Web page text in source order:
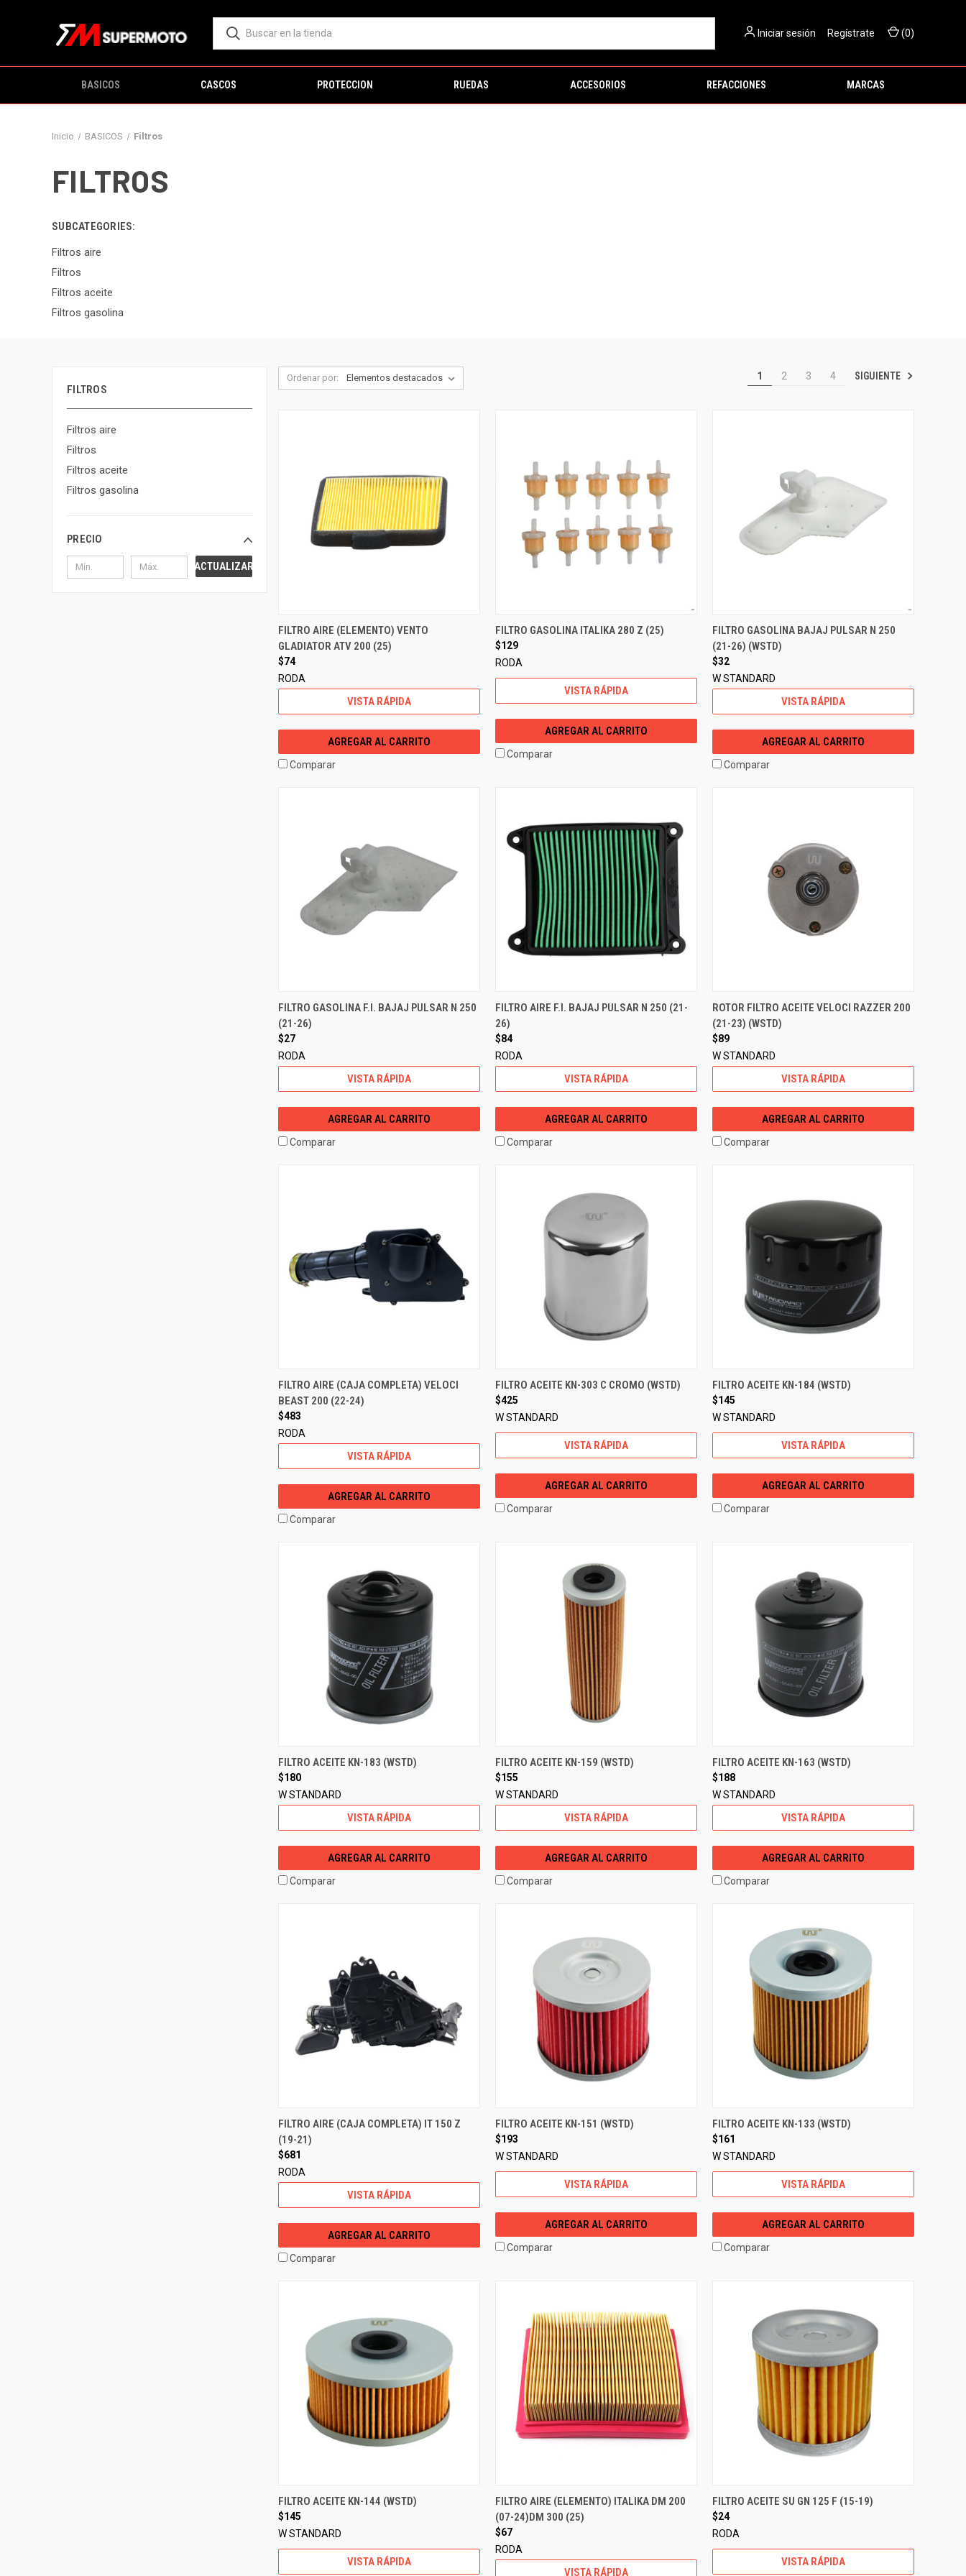
Iniciar sesión Regístrate (0)
BASICOS CASCOS PROTECCION RUEDAS ACCESORIOS REFACCIONES MARCAS
Inicio BASICOS Filtros
FILTROS
SUBCATEGORIES:
Filtros aire
Filtros
Filtros aceite
Filtros gasolina
FILTROS
Filtros aire
Filtros
Filtros aceite
Filtros gasolina
PRECIO
ACTUALIZAR
Ordenar por: 1 2 3 4 SIGUIENTE
FILTRO AIRE (ELEMENTO) VENTO
GLADIATOR ATV 200 (25)
$74
RODA
VISTA RÁPIDA
AGREGAR AL CARRITO
Comparar
FILTRO GASOLINA ITALIKA 280 Z (25)
$129
RODA
VISTA RÁPIDA
AGREGAR AL CARRITO
Comparar
FILTRO GASOLINA BAJAJ PULSAR N 250
(21-26) (WSTD)
$32
W STANDARD
VISTA RÁPIDA
AGREGAR AL CARRITO
Comparar
FILTRO GASOLINA F.I. BAJAJ PULSAR N 250
(21-26)
$27
RODA
VISTA RÁPIDA
AGREGAR AL CARRITO
Comparar
FILTRO AIRE F.I. BAJAJ PULSAR N 250 (21-
26)
$84
RODA
VISTA RÁPIDA
AGREGAR AL CARRITO
Comparar
ROTOR FILTRO ACEITE VELOCI RAZZER 200
(21-23) (WSTD)
$89
W STANDARD
VISTA RÁPIDA
AGREGAR AL CARRITO
Comparar
FILTRO AIRE (CAJA COMPLETA) VELOCI
BEAST 200 (22-24)
$483
RODA
VISTA RÁPIDA
AGREGAR AL CARRITO
Comparar
FILTRO ACEITE KN-303 C CROMO (WSTD)
$425
W STANDARD
VISTA RÁPIDA
AGREGAR AL CARRITO
Comparar
FILTRO ACEITE KN-184 (WSTD)
$145
W STANDARD
VISTA RÁPIDA
AGREGAR AL CARRITO
Comparar
FILTRO ACEITE KN-183 (WSTD)
$180
W STANDARD
VISTA RÁPIDA
AGREGAR AL CARRITO
Comparar
FILTRO ACEITE KN-159 (WSTD)
$155
W STANDARD
VISTA RÁPIDA
AGREGAR AL CARRITO
Comparar
FILTRO ACEITE KN-163 (WSTD)
$188
W STANDARD
VISTA RÁPIDA
AGREGAR AL CARRITO
Comparar
FILTRO AIRE (CAJA COMPLETA) IT 150 Z
(19-21)
$681
RODA
VISTA RÁPIDA
AGREGAR AL CARRITO
Comparar
FILTRO ACEITE KN-151 (WSTD)
$193
W STANDARD
VISTA RÁPIDA
AGREGAR AL CARRITO
Comparar
FILTRO ACEITE KN-133 (WSTD)
$161
W STANDARD
VISTA RÁPIDA
AGREGAR AL CARRITO
Comparar
FILTRO ACEITE KN-144 (WSTD)
$145
W STANDARD
VISTA RÁPIDA
FILTRO AIRE (ELEMENTO) ITALIKA DM 200
(07-24)DM 300 (25)
$67
RODA
VISTA RÁPIDA
FILTRO ACEITE SU GN 125 F (15-19)
$24
RODA
VISTA RÁPIDA